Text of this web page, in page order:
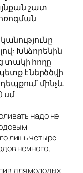
շատ
Խնձորենին
տակի հողը
է ներծծվի
մինչև
սմ
надо не
лишь четыре –
немного,
для молодых